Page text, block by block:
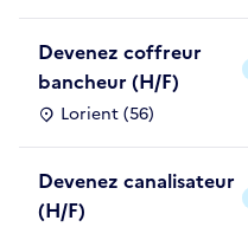
Devenez coffreur
bancheur (H/F)
Lorient (56)
Devenez canalisateur
(H/F)